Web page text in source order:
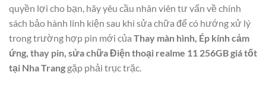
quyền lợi cho bạn, hãy yêu cầu nhân viên tư vấn về chính
sách bảo hành linh kiện sau khi sửa chữa để có hướng xử lý
trong trường hợp pin mới của Thay màn hình, Ép kính cảm
ứng, thay pin, sửa chữa Điện thoại realme 11 256GB giá tốt
tại Nha Trang gặp phải trục trặc.